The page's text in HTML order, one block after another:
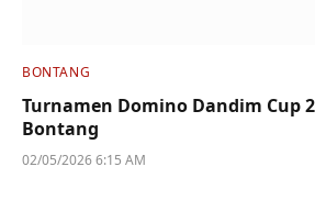
BONTANG
Turnamen Domino Dandim Cup
Bontang
02/05/2026 6:15 AM